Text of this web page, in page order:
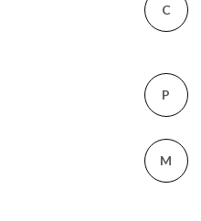
C
P
M